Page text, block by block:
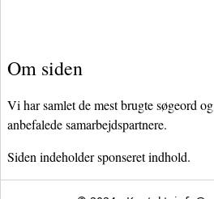
Om siden
Vi har samlet de mest brugte søgeord
anbefalede samarbejdspartnere.
Siden indeholder sponseret indhold.